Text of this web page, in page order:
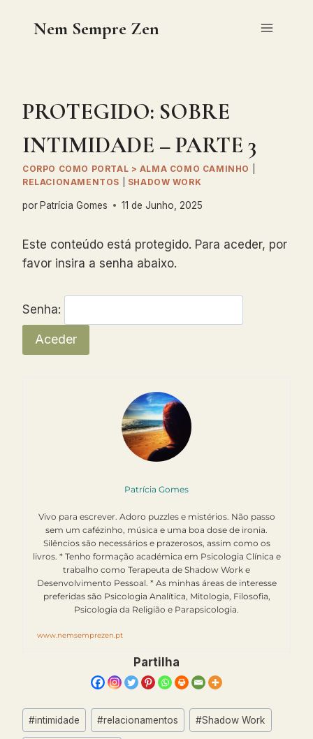
Nem Sempre Zen
PROTEGIDO: SOBRE
INTIMIDADE – PARTE 3
CORPO COMO PORTAL > ALMA COMO CAMINHO
RELACIONAMENTOS
SHADOW WORK
porPatrícia Gomes 11 de Junho, 2025
Este conteúdo está protegido. Para aceder, por
favor insira a senha abaixo.
Senha:
Patrícia Gomes
Vivo para escrever. Adoro puzzles e mistérios. Não passo
sem um cafézinho, música e uma boa dose de ironia.
Silêncios são necessários e prazerosos, assim como os
livros. * Tenho formação académica em Psicologia Clínica e
trabalho como Terapeuta de Shadow Work e
Desenvolvimento Pessoal. * As minhas áreas de interesse
preferidas são Psicologia Analítica, Mitologia, Filosofia,
Psicologia da Religião e Parapsicologia.
www.nemsemprezen.pt
Partilha
Post
Tags:
#intimidade #relacionamentos #Shadow Work